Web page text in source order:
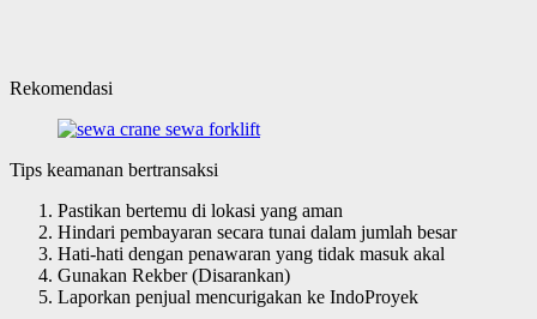
Rekomendasi
Tips keamanan bertransaksi
Pastikan bertemu di lokasi yang aman
Hindari pembayaran secara tunai dalam jumlah besar
Hati-hati dengan penawaran yang tidak masuk akal
Gunakan Rekber (Disarankan)
Laporkan penjual mencurigakan ke IndoProyek